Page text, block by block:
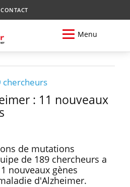
CONTACT
Menu
chercheurs
: 11 nouveaux
de mutations
de 189 chercheurs a
nouveaux gènes
d'Alzheimer.